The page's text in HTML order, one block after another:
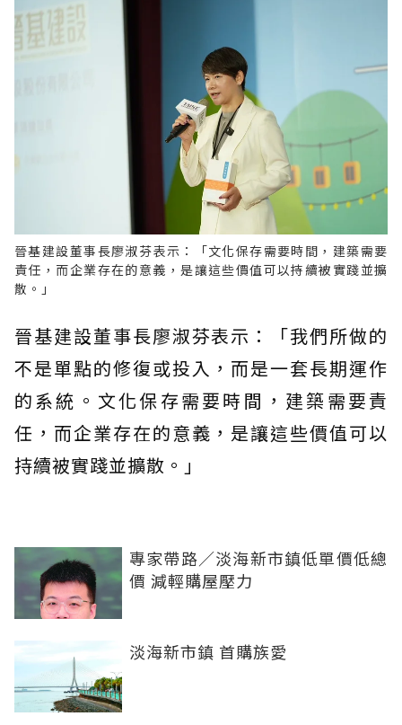
晉基建設董事長廖淑芬表示：「文化保存需要時間，建築需要
責任，而企業存在的意義，是讓這些價值可以持續被實踐並擴
散。」
晉基建設董事長廖淑芬表示：「我們所做的
不是單點的修復或投入，而是一套長期運作
的系統。文化保存需要時間，建築需要責
任，而企業存在的意義，是讓這些價值可以
持續被實踐並擴散。」
專家帶路／淡海新市鎮低單價低總
價 減輕購屋壓力
淡海新市鎮 首購族愛